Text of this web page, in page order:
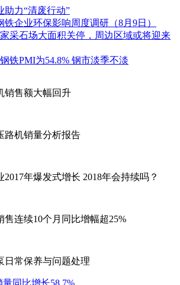
助力“清废行动”
铁企业环保影响周度调研（8月9日）
采石场大面积关停，周边区域或将迎来
铁PMI为54.8% 钢市淡季不淡
销售额大幅回升
路机销量分析报告
2017年爆发式增长 2018年会持续吗？
售连续10个月同比增幅超25%
日常保养与问题处理